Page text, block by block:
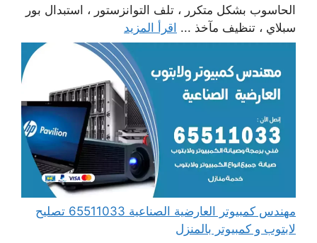
الحاسوب بشكل متكرر ، تلف التوانزستور ، استبدال بور
سبلاي ، تنظيف مآخذ ... اقرأ المزيد
مهندس كمبيوتر العارضية الصناعية 65511033 تصليح
لابتوب و كمبيوتر بالمنزل